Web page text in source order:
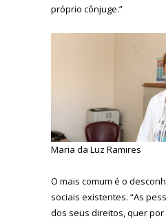
próprio cônjuge.”
Maria da Luz Ramires
O mais comum é o
sociais existentes. “As
dos seus direitos, quer